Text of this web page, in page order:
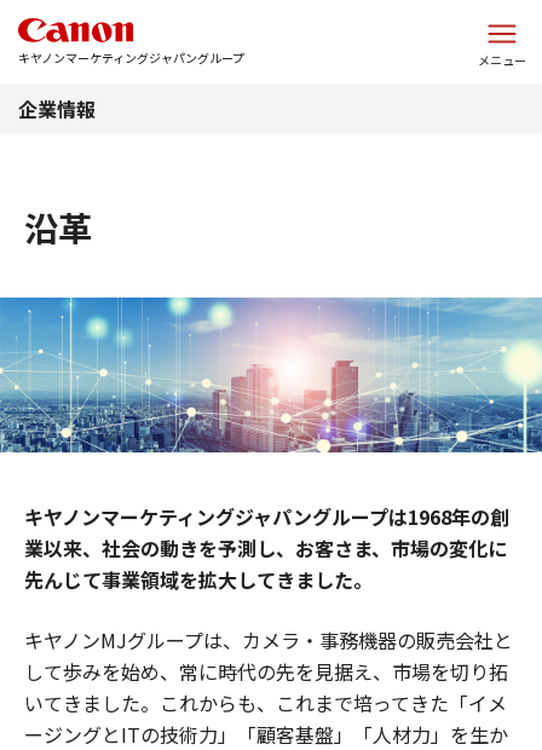
キヤノンマーケティングジャパングループ メニュー
企業情報
沿革
キヤノンマーケティングジャパングループは1968年の創
業以来、社会の動きを予測し、お客さま、市場の変化に
先んじて事業領域を拡大してきました。
キヤノンMJグループは、カメラ・事務機器の販売会社と
して歩みを始め、常に時代の先を見据え、市場を切り拓
いてきました。これからも、これまで培ってきた「イメ
ージングとITの技術力」「顧客基盤」「人材力」を生か